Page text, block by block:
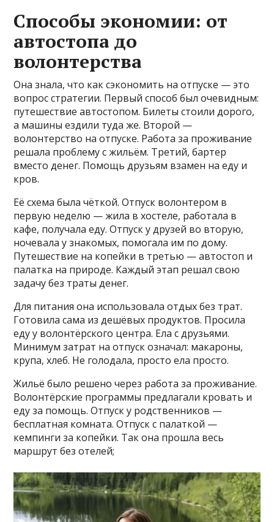
Способы экономии: от
автостопа до
волонтерства
Она знала, что как сэкономить на отпуске — это
вопрос стратегии. Первый способ был очевидным:
путешествие автостопом. Билеты стоили дорого,
а машины ездили туда же. Второй —
волонтерство на отпуске. Работа за проживание
решала проблему с жильём. Третий, бартер
вместо денег. Помощь друзьям взамен на еду и
кров.
Её схема была чёткой. Отпуск волонтером в
первую неделю — жила в хостеле, работала в
кафе, получала еду. Отпуск у друзей во вторую,
ночевала у знакомых, помогала им по дому.
Путешествие на копейки в третью — автостоп и
палатка на природе. Каждый этап решал свою
задачу без траты денег.
Для питания она использовала отдых без трат.
Готовила сама из дешёвых продуктов. Просила
еду у волонтёрского центра. Ела с друзьями.
Минимум затрат на отпуск означал: макароны,
крупа, хлеб. Не голодала, просто ела просто.
Жильё было решено через работа за проживание.
Волонтёрские программы предлагали кровать и
еду за помощь. Отпуск у родственников —
бесплатная комната. Отпуск с палаткой —
кемпинги за копейки. Так она прошла весь
маршрут без отелей;